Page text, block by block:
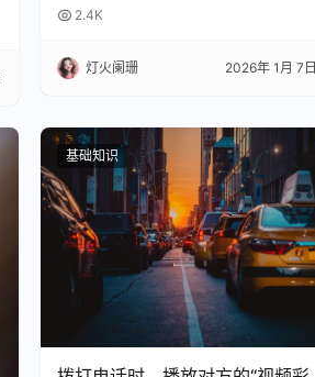
2.4K
灯火阑珊 2026年 1月 7日
基础知识